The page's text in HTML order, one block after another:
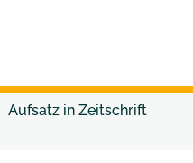
Aufsatz in Zeitschrift